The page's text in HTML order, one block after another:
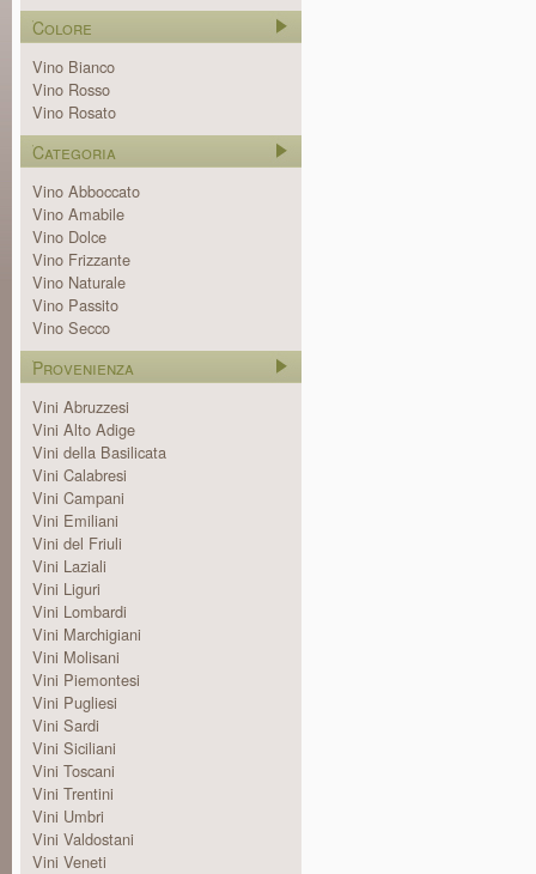
Colore
Vino Bianco
Vino Rosso
Vino Rosato
Categoria
Vino Abboccato
Vino Amabile
Vino Dolce
Vino Frizzante
Vino Naturale
Vino Passito
Vino Secco
Provenienza
Vini Abruzzesi
Vini Alto Adige
Vini della Basilicata
Vini Calabresi
Vini Campani
Vini Emiliani
Vini del Friuli
Vini Laziali
Vini Liguri
Vini Lombardi
Vini Marchigiani
Vini Molisani
Vini Piemontesi
Vini Pugliesi
Vini Sardi
Vini Siciliani
Vini Toscani
Vini Trentini
Vini Umbri
Vini Valdostani
Vini Veneti